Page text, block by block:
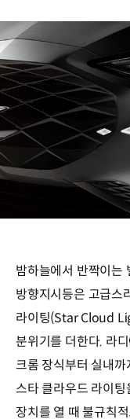
밤하늘에서 반짝이는
방향지시등은 고급스
라이팅(Star Cloud
분위기를 더한다. 라
크롬 장식부터 실내
스타 클라우드 라이
장치를 열 때 불규칙